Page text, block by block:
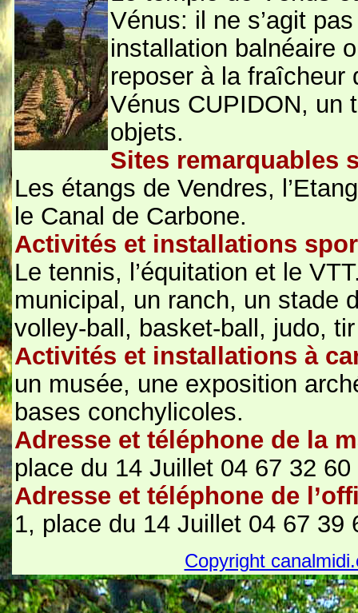
Vénus: il ne s’agit
installation balnéaire
reposer à la fraîcheur
Vénus CUPIDON, un
objets.
Sites remarquables
Les étangs de Vendres,
le Canal de Carbone.
Activités et installations
Le tennis, l’équitation et le
municipal, un ranch, un stade
volley-ball, basket-ball, judo,
Activités et installations à
un musée, une exposition
bases conchylicoles.
Adresse et téléphone de la
place du 14 Juillet 04 67 32 60
Adresse et téléphone de
1, place du 14 Juillet 04 67 39
Copyright